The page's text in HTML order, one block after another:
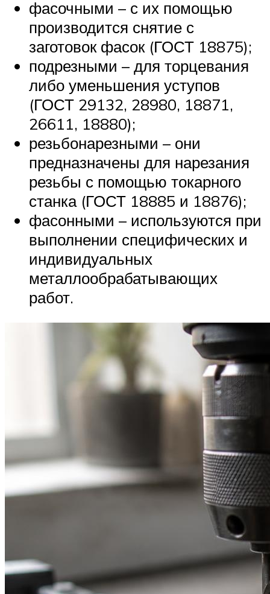
фасочными – с их помощью
производится снятие с
заготовок фасок (ГОСТ 18875);
подрезными – для торцевания
либо уменьшения уступов
(ГОСТ 29132, 28980, 18871,
26611, 18880);
резьбонарезными – они
предназначены для нарезания
резьбы с помощью токарного
станка (ГОСТ 18885 и 18876);
фасонными – используются при
выполнении специфических и
индивидуальных
металлообрабатывающих
работ.